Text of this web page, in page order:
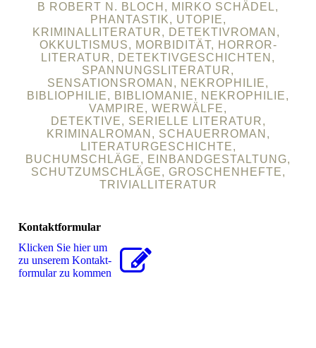
B ROBERT N. BLOCH, MIRKO SCHÄDEL,
PHANTASTIK, UTOPIE,
KRIMINALLITERATUR, DETEKTIVROMAN,
OKKULTISMUS, MORBIDITÄT, HORROR-
LITERATUR, DETEKTIVGESCHICHTEN,
SPANNUNGSLITERATUR,
SENSATIONSROMAN, NEKROPHILIE,
BIBLIOPHILIE, BIBLIOMANIE, NEKROPHILIE,
VAMPIRE, WERWÄLFE,
DETEKTIVE, SERIELLE LITERATUR,
KRIMINALROMAN, SCHAUERROMAN,
LITERATURGESCHICHTE,
BUCHUMSCHLÄGE, EINBANDGESTALTUNG,
SCHUTZUMSCHLÄGE, GROSCHENHEFTE,
TRIVIALLITERATUR
Kontaktformular
Klicken Sie hier um
zu unserem Kon­takt­
for­mu­lar zu kommen